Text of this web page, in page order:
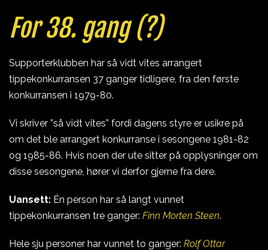
For 38. gang (?)
Supporterklubben har så vidt vites arrangert
tippekonkurransen 37 ganger tidligere, fra den første
konkurransen i 1979-80.
Vi skriver ”så vidt vites” fordi dagens styre er usikre på
om det ble arrangert konkurranse i sesongene 1981-82
og 1985-86. Hvis noen der ute sitter på opplysninger om
disse sesongene, hører vi derfor gjerne fra dere.
Uansett: Én person har så langt vunnet
tippekonkurransen tre ganger: Finn Morten Steen.
Hele sju personer har vunnet to ganger: Rolf Ottar